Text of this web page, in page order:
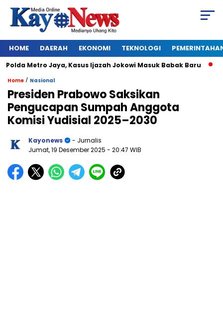
HOME DAERAH EKONOMI TEKNOLOGI
Metro Jaya, Kasus Ijazah Jokowi Masuk Babak Baru
Home / Nasional
Presiden Prabowo Saksikan
Pengucapan Sumpah Anggota
Komisi Yudisial 2025–2030
Kayonews
- Jurnalis
Jumat, 19 Desember 2025 - 20:47 WIB